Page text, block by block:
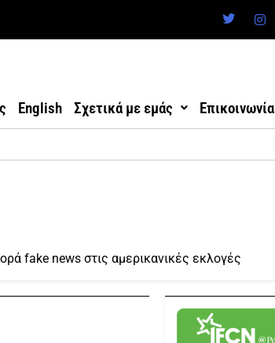
English Σχετικά με εμάς Επικοινωνία
fake news στις αμερικανικές εκλογές